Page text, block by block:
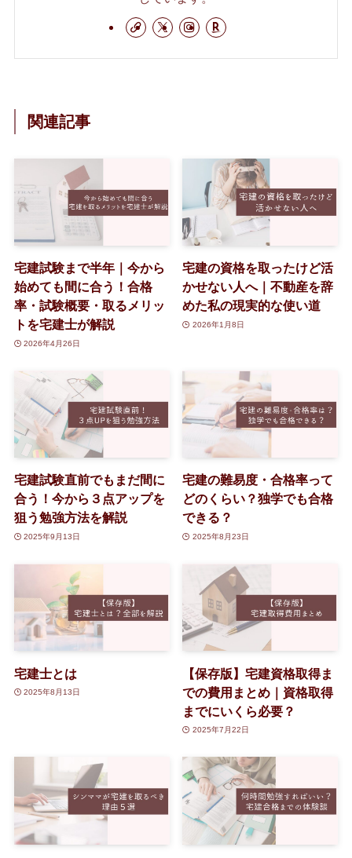
関連記事
宅建試験まで半年｜今から
始めても間に合う！合格
率・試験概要・取るメリッ
トを宅建士が解説
2026年4月26日
宅建の資格を取ったけど活
かせない人へ｜不動産を辞
めた私の現実的な使い道
2026年1月8日
宅建試験直前でもまだ間に
合う！今から３点アップを
狙う勉強方法を解説
2025年9月13日
宅建の難易度・合格率って
どのくらい？独学でも合格
できる？
2025年8月23日
宅建士とは
2025年8月13日
【保存版】宅建資格取得ま
での費用まとめ｜資格取得
までにいくら必要？
2025年7月22日